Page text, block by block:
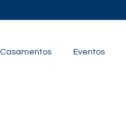
Casamentos Eventos